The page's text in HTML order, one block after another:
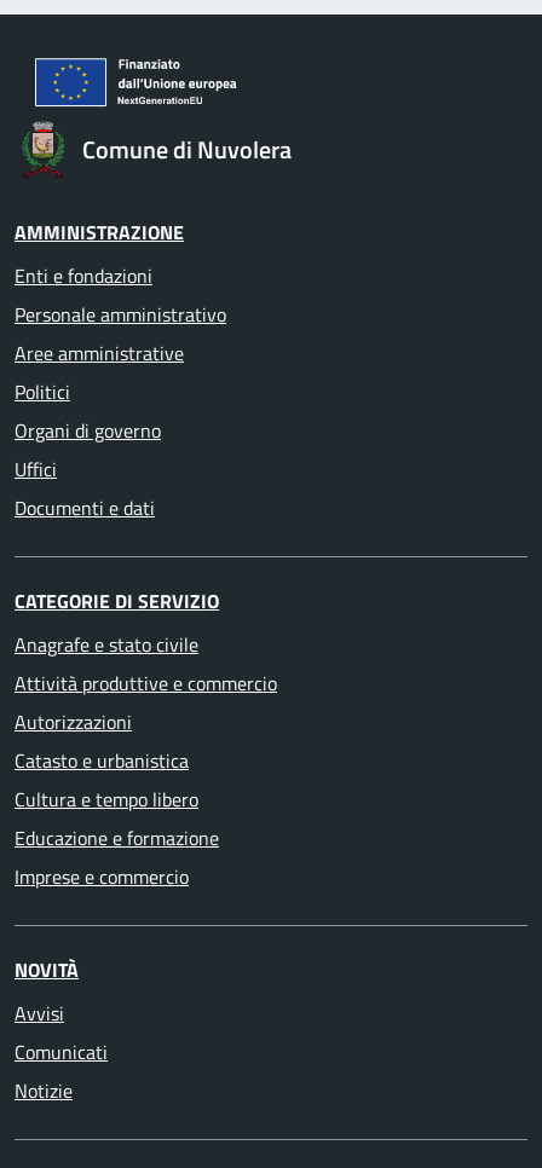
Comune di Nuvolera
AMMINISTRAZIONE
Enti e fondazioni
Personale amministrativo
Aree amministrative
Politici
Organi di governo
Uffici
Documenti e dati
CATEGORIE DI SERVIZIO
Anagrafe e stato civile
Attività produttive e commercio
Autorizzazioni
Catasto e urbanistica
Cultura e tempo libero
Educazione e formazione
Imprese e commercio
NOVITÀ
Avvisi
Comunicati
Notizie